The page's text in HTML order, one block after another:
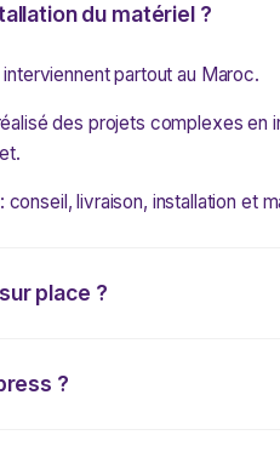
du matériel ?
partout au Maroc.
des projets complexes en
livraison, installation et
place ?
?